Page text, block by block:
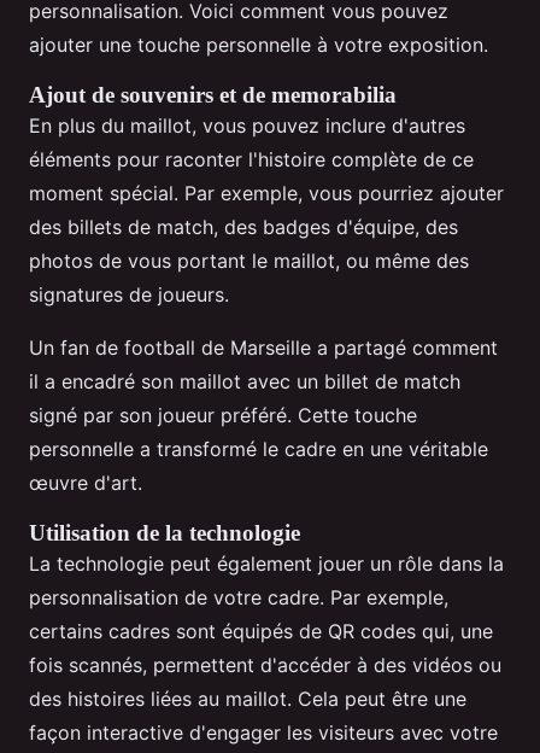
personnalisation. Voici comment vous pouvez
ajouter une touche personnelle à votre exposition.
Ajout de souvenirs et de memorabilia
En plus du maillot, vous pouvez inclure d'autres
éléments pour raconter l'histoire complète de ce
moment spécial. Par exemple, vous pourriez ajouter
des billets de match, des badges d'équipe, des
photos de vous portant le maillot, ou même des
signatures de joueurs.
Un fan de football de Marseille a partagé comment
il a encadré son maillot avec un billet de match
signé par son joueur préféré. Cette touche
personnelle a transformé le cadre en une véritable
œuvre d'art.
Utilisation de la technologie
La technologie peut également jouer un rôle dans la
personnalisation de votre cadre. Par exemple,
certains cadres sont équipés de QR codes qui, une
fois scannés, permettent d'accéder à des vidéos ou
des histoires liées au maillot. Cela peut être une
façon interactive d'engager les visiteurs avec votre